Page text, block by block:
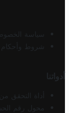
سياسة
شروط وأحكام
أدواتنا
أداة التحقق
محول رقم